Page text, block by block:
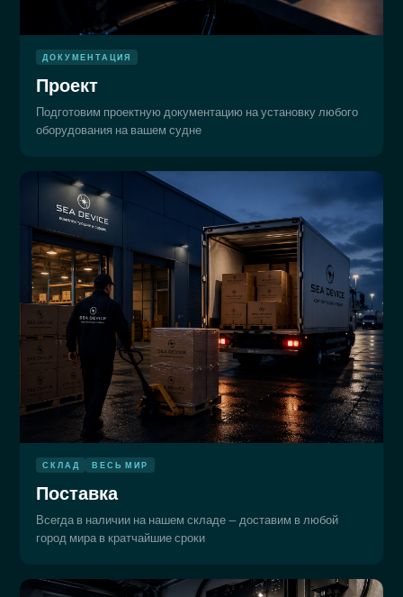
ДОКУМЕНТАЦИЯ
Проект
Подготовим проектную документацию на установку любого
оборудования на вашем судне
СКЛАД ВЕСЬ МИР
Поставка
Всегда в наличии на нашем складе — доставим в любой
город мира в кратчайшие сроки